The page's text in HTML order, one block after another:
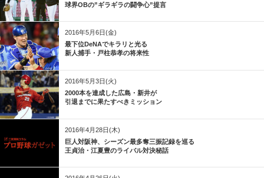
球界OBの”ギラギラの闘争心”提言
2016年5月6日(金)
最下位DeNAでキラリと光る
新人捕手・戸柱恭孝の将来性
2016年5月3日(火)
2000本を達成した広島・新井が
引退までに果たすべきミッション
2016年4月28日(木)
巨人対阪神、シーズン最多奪三振記録を巡る
王貞治・江夏豊のライバル対決秘話